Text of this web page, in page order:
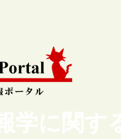
学に関